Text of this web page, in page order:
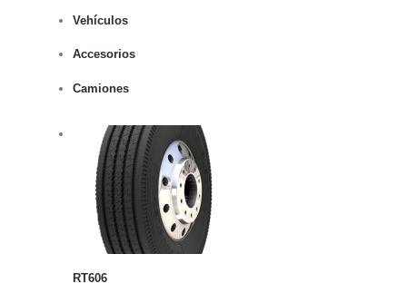
Vehículos
Accesorios
Camiones
RT606